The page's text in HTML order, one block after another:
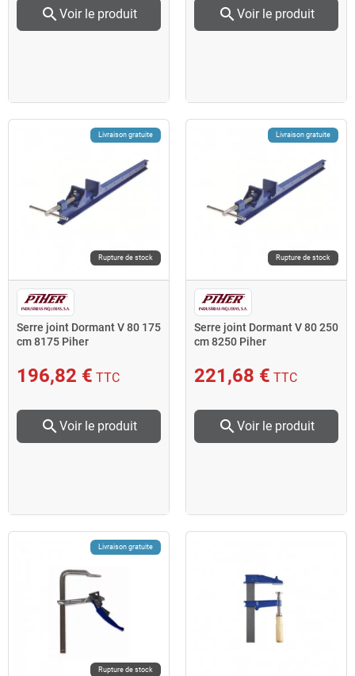
search Voir le produit search Voir le produit
Livraison gratuite
Rupture de stock
Serre joint Dormant V 80 175
cm 8175 Piher
196,82 € TTC
search Voir le produit
Livraison gratuite
Rupture de stock
Serre joint Dormant V 80 250
cm 8250 Piher
221,68 € TTC
search Voir le produit
Livraison gratuite
Rupture de stock